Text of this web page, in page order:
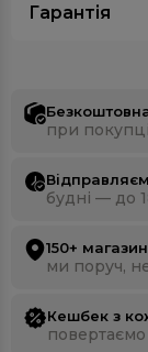
Гарантія
при
будні — до
150+
ми поруч,
Кешбек з
повертаємо